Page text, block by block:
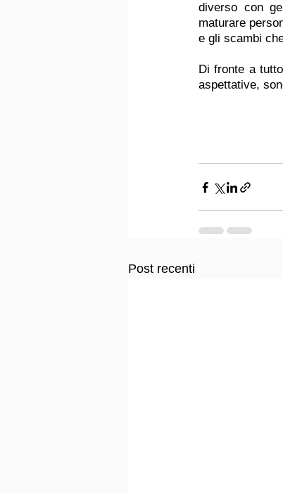
diverso con
maturare
e gli scambi
Di fronte a
aspettative,
Post recenti